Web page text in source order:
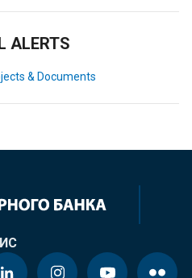
ALERTS
& Documents